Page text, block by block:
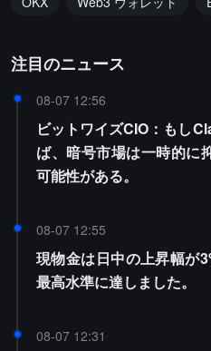
注目のニュース
08-07 12:56
ビットワイズCIO：もし
ば、暗号市場は一時的に
可能性がある。
08-07 12:55
現物金は日中の上昇幅が
最高水準に達しました。
08-07 12:31